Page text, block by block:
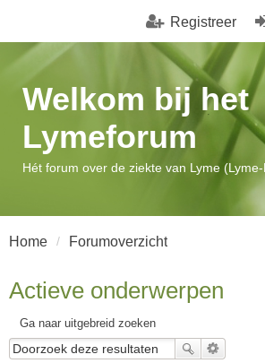
Registreer
Welkom bij het
Lymeforum
Hét forum over de ziekte van Lyme
Home Forumoverzicht
Actieve onderwerpen
Ga naar uitgebreid zoeken